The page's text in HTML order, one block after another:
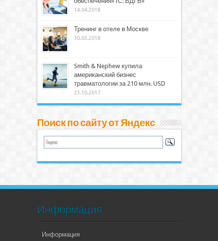
14.04.2018
Тренинг в отеле в Москве
30.03.2018
Smith & Nephew купила
американский бизнес
травматологии за 210 млн. USD
23.10.2017
Поиск по сайту от Яндекс
Информация
Информация